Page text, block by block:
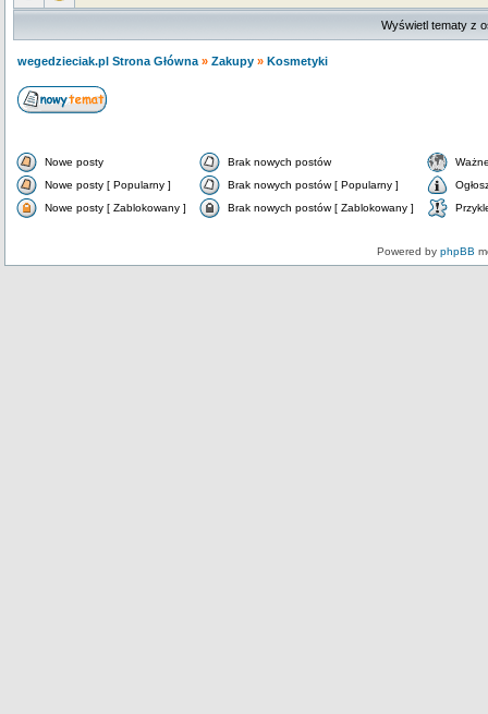
Wyświetl tematy z
wegedzieciak.pl Strona Główna » Zakupy » Kosmetyki
Nowe posty Brak nowych postów
Nowe posty [ Popularny ]
Brak nowych postów [ Popularny ]
Nowe posty [ Zablokowany ]
Brak nowych postów [ Zablokowany ]
Powered by phpBB